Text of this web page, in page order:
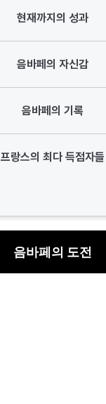
현재까지의 성과
음바페의 자신감
음바페의 기록
프랑스의 최다 득점자들
음바페의 도전